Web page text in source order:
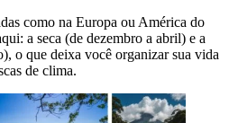
como na Europa ou América do
a seca (de dezembro a abril) e a
o que deixa você organizar sua vida
de clima.